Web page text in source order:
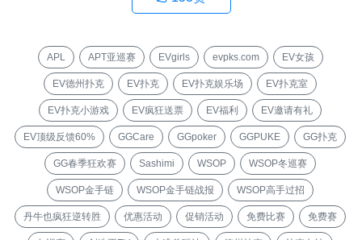
APL APT亚巡赛 EVgirls evpks.com EV女孩
EV德州扑克 EV扑克 EV扑克娱乐场 EV扑克室
EV扑克小游戏 EV疯狂送票 EV福利 EV邀请有礼
EV顶级反馈60% GGCare GGpoker GGPUKE GG扑克
GG春季狂欢赛 Sashimi WSOP WSOP冬巡赛
WSOP金手链 WSOP金手链战报 WSOP高手过招
丹牛也疯狂逆转胜 优惠活动 促销活动 免费比赛 免费赛